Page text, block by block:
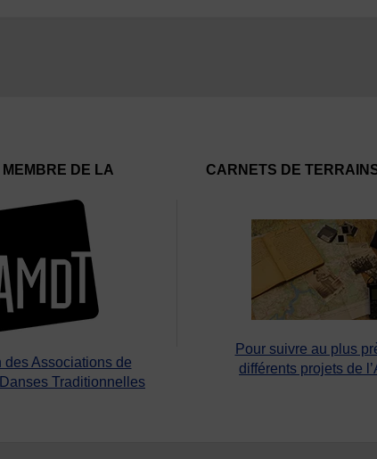
MEMBRE DE LA
des Associations de
Traditionnelles
CARNETS DE
Pour suivre au plus
différents projets de